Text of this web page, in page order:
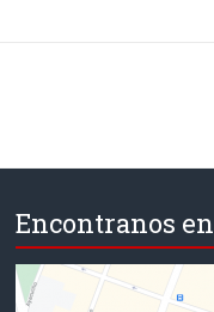
Encontranos en